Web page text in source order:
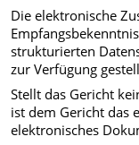
Die elektronische
strukturierten
zur Verfügung
Stellt das Gericht
ist dem Gericht das
elektronisches